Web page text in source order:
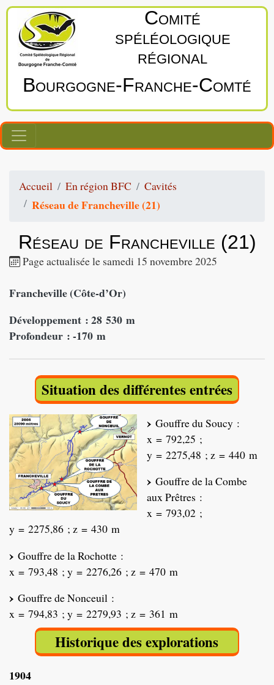
Comité
spéléologique
régional
Bourgogne‑Franche‑Comté
Accueil En région BFC Cavités
Réseau de Francheville (21)
Réseau de Francheville (21)
Page actualisée le samedi 15 novembre 2025
Francheville (Côte-d’Or)
Développement : 28 530 m
Profondeur : -170 m
Situation des différentes entrées
Gouffre du Soucy :
x = 792,25 ;
y = 2275,48 ; z = 440 m
Gouffre de la Combe
aux Prêtres :
x = 793,02 ;
y = 2275,86 ; z = 430 m
Gouffre de la Rochotte :
x = 793,48 ; y = 2276,26 ; z = 470 m
Gouffre de Nonceuil :
x = 794,83 ; y = 2279,93 ; z = 361 m
Historique des explorations
1904